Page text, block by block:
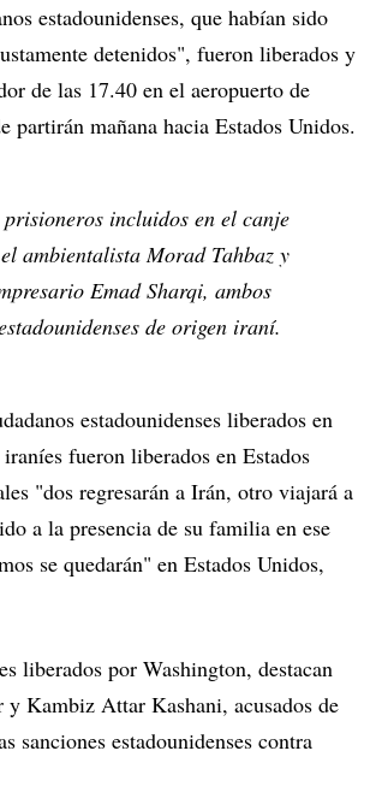
estadounidenses, que habían sido
detenidos", fueron liberados y
de las 17.40 en el aeropuerto de
partirán mañana hacia Estados Unidos.
incluidos en el canje
ambientalista Morad Tahbaz y
Emad Sharqi, ambos
de origen iraní.
estadounidenses liberados en
fueron liberados en Estados
"dos regresarán a Irán, otro viajará a
a la presencia de su familia en ese
se quedarán" en Estados Unidos,
liberados por Washington, destacan
y Kambiz Attar Kashani, acusados de
sanciones estadounidenses contra